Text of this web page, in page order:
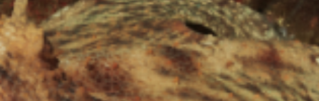
Estas cookies son utilizadas para almacenar información
sobre las preferencias y elecciones personales del usuario
a través de la observación continuada de sus hábitos de
navegación. Gracias a ellas, podemos conocer los hábitos
de navegación en el sitio web y mostrar publicidad
relacionada con el perfil de navegación del usuario.